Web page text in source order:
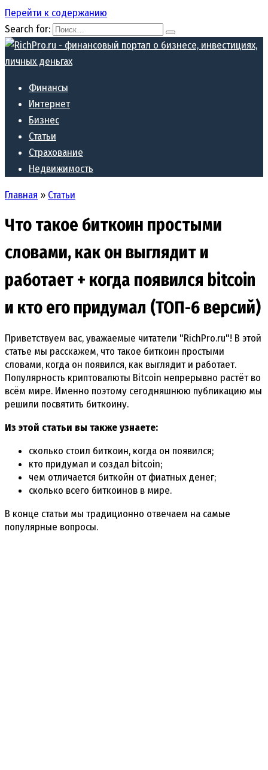
Перейти к содержанию
Search for:
Финансы
Интернет
Бизнес
Статьи
Страхование
Недвижимость
Главная » Статьи
Что такое биткоин простыми
словами, как он выглядит и
работает + когда появился bitcoin
и кто его придумал (ТОП-6 версий)
Приветствуем вас, уважаемые читатели "RichPro.ru"! В этой
статье мы расскажем, что такое биткоин простыми
словами, когда он появился, как выглядит и работает.
Популярность криптовалюты Bitcoin непрерывно растёт во
всём мире. Именно поэтому сегодняшнюю публикацию мы
решили посвятить биткоину.
Из этой статьи вы также узнаете:
сколько стоил биткоин, когда он появился;
кто придумал и создал bitcoin;
чем отличается биткойн от фиатных денег;
сколько всего биткоинов в мире.
В конце статьи мы традиционно отвечаем на самые
популярные вопросы.